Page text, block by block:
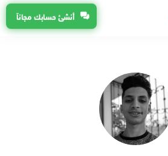
أنشئ حسابك مجاناً